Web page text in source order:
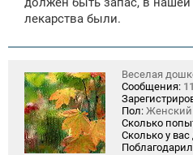
лекарства были.
Веселая
Сообщения:
Пол: Женский
Сколько
Сколько у вас